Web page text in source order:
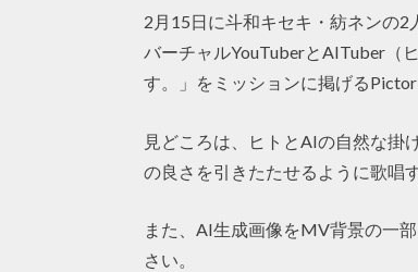
2月15日に斗和キセキ・紡ネンの2
バーチャルYouTuberとAITuber（
す。」をミッションに掲げる
見どころは、ヒトとAIの自然な掛
の良さを引きたたせるように歌唱
また、AI生成画像をMV背景の一
さい。